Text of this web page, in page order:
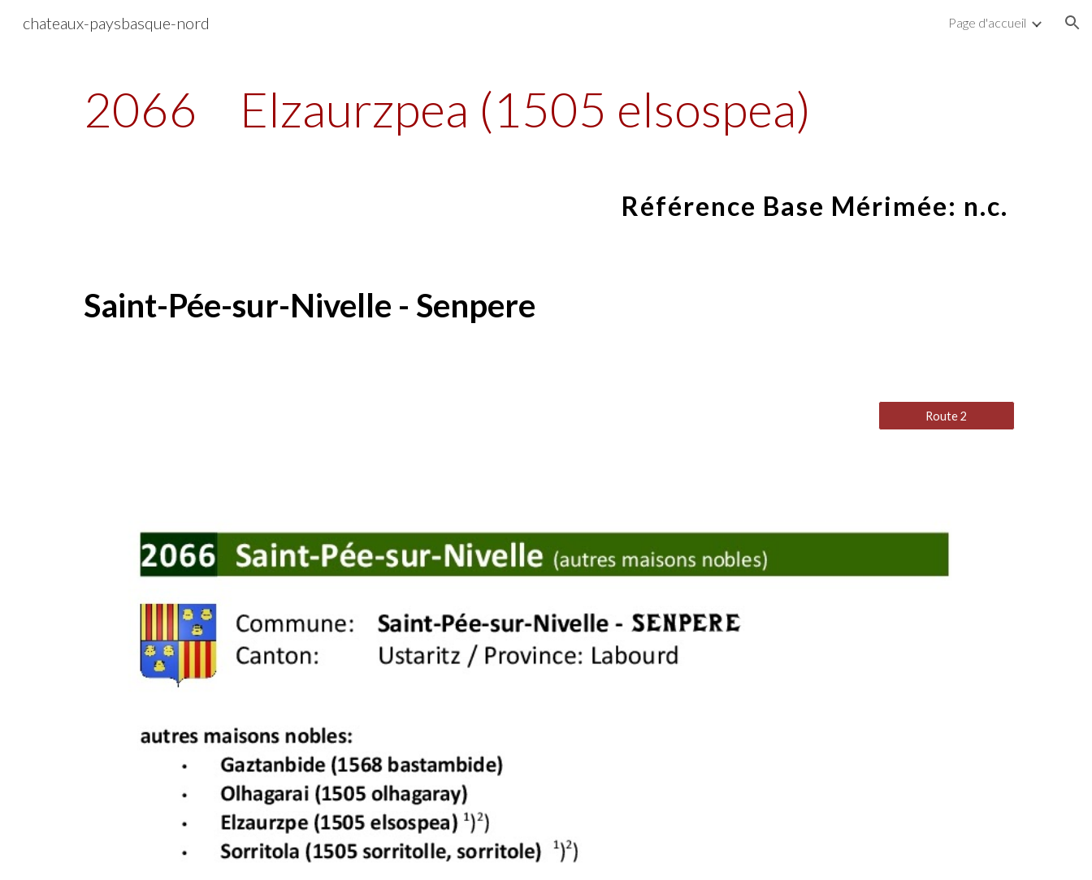
chateaux-paysbasque-nord Page d'accueil
2066 Elzaurzpea (1505 elsospea)
Référence Base Mérimée: n.c.
Saint-Pée-sur-Nivelle - Senpere
Route 2